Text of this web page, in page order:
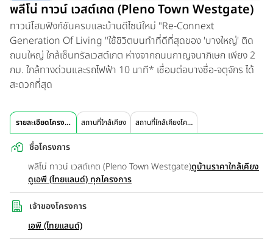
พลีโน่ ทาวน์ เวสต์เกต (Pleno Town Westgate)
ทาวน์โฮมฟังก์ชันครบและบ้านดีไซน์ใหม่ "Re-Connext
Generation Of Living "ใช้ชิวิตบนทำที่ดีที่สุดของ 'บางใหญ่' ติด
ถนนใหญ่ ใกล้เซ็นทรัลเวสต์เกต ห่างจากถนนกาญจนาภิเษก เพียง 2
กม. ใกล้ทางด่วนและรถไฟฟ้า 10 นาที* เชื่อมต่อบางซื่อ-จตุจักร ได้
สะดวกที่สุด
รายละเอียดโครงการ สถานที่ใกล้เคียง สถานที่ใกล้เคียงโครงการ
ชื่อโครงการ
พลีโน่ ทาวน์ เวสต์เกต (Pleno Town Westgate)ดูบ้านราคาใกล้เคียง
ดูเอพี (ไทยแลนด์) ทุกโครงการ
เจ้าของโครงการ
เอพี (ไทยแลนด์)